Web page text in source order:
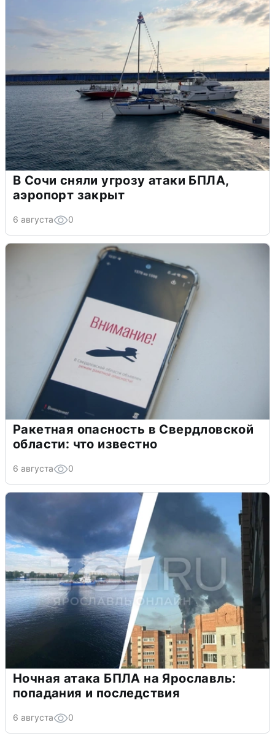
В Сочи сняли угрозу атаки БПЛА,
аэропорт закрыт
6 августа 0
Ракетная опасность в Свердловской
области: что известно
6 августа 0
Ночная атака БПЛА на Ярославль:
попадания и последствия
6 августа 0